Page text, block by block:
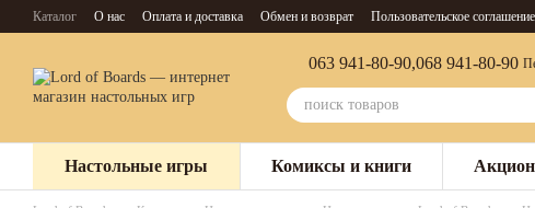
Перейти к основному контенту
Каталог О нас Оплата и доставка Обмен и возврат Пользовательское соглашение
063 941-80-90,068 941-80-90
Настольные игры Комиксы и книги